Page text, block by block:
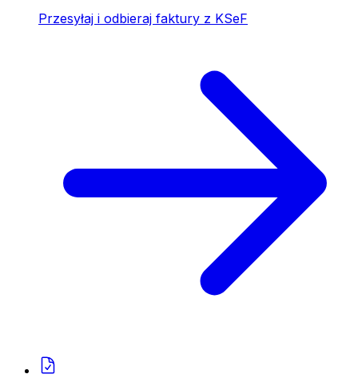
Przesyłaj i odbieraj faktury z KSeF